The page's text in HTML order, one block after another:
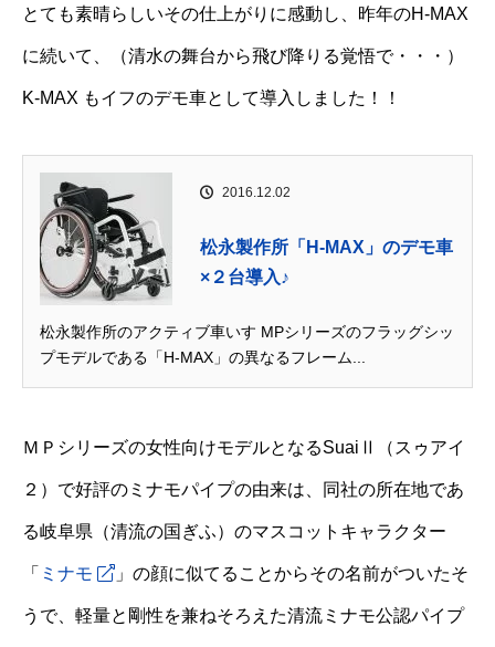
とても素晴らしいその仕上がりに感動し、昨年のH-MAX
に続いて、（清水の舞台から飛び降りる覚悟で・・・）
K-MAX もイフのデモ車として導入しました！！
2016.12.02
松永製作所「H-MAX」のデモ車
×２台導入♪
松永製作所のアクティブ車いす MPシリーズのフラッグシッ
プモデルである「H-MAX」の異なるフレーム...
ＭＰシリーズの女性向けモデルとなるSuaiⅡ（スゥアイ
２）で好評のミナモパイプの由来は、同社の所在地であ
る岐阜県（清流の国ぎふ）のマスコットキャラクター
「 ミナモ 」の顔に似てることからその名前がついたそ
うで、軽量と剛性を兼ねそろえた清流ミナモ公認パイプ